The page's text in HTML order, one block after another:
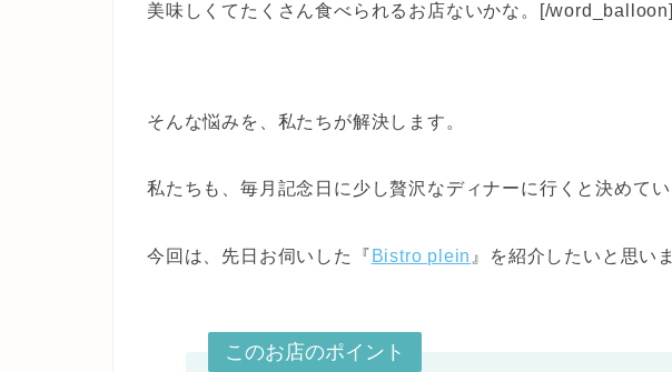
美味しくてたくさん食べられるお店ないかな。[/word_balloon]
そんな悩みを、私たちが解決します。
私たちも、毎月記念日に少し贅沢なディナーに行くと決めてい
今回は、先日お伺いした『 Bistro plein 』を紹介したいと思い
このお店のポイント